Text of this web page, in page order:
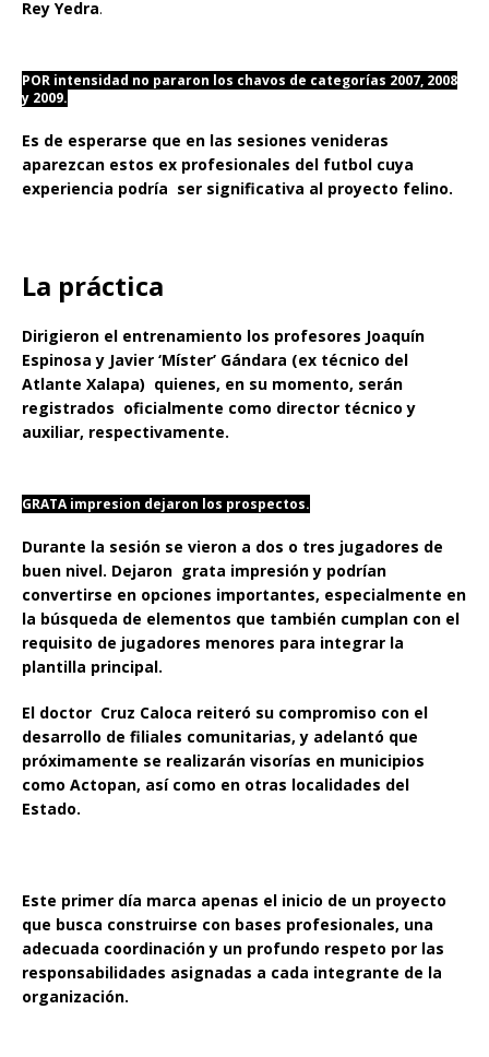
Rey Yedra.
POR intensidad no pararon los chavos de categorías 2007, 2008
y 2009.
Es de esperarse que en las sesiones venideras
aparezcan estos ex profesionales del futbol cuya
experiencia podría ser significativa al proyecto felino.
La práctica
Dirigieron el entrenamiento los profesores Joaquín
Espinosa y Javier ‘Míster’ Gándara (ex técnico del
Atlante Xalapa) quienes, en su momento, serán
registrados oficialmente como director técnico y
auxiliar, respectivamente.
GRATA impresion dejaron los prospectos.
Durante la sesión se vieron a dos o tres jugadores de
buen nivel. Dejaron grata impresión y podrían
convertirse en opciones importantes, especialmente en
la búsqueda de elementos que también cumplan con el
requisito de jugadores menores para integrar la
plantilla principal.
El doctor Cruz Caloca reiteró su compromiso con el
desarrollo de filiales comunitarias, y adelantó que
próximamente se realizarán visorías en municipios
como Actopan, así como en otras localidades del
Estado.
Este primer día marca apenas el inicio de un proyecto
que busca construirse con bases profesionales, una
adecuada coordinación y un profundo respeto por las
responsabilidades asignadas a cada integrante de la
organización.